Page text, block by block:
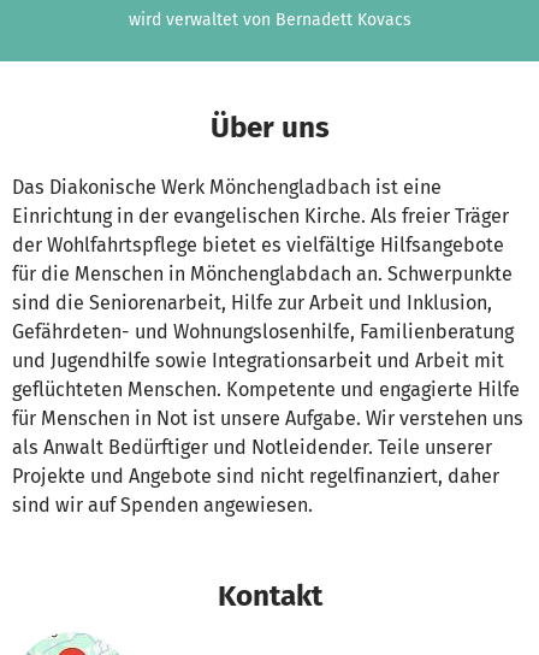
wird verwaltet von Bernadett Kovacs
Über uns
Das Diakonische Werk Mönchengladbach ist eine
Einrichtung in der evangelischen Kirche. Als freier Träger
der Wohlfahrtspflege bietet es vielfältige Hilfsangebote
für die Menschen in Mönchenglabdach an. Schwerpunkte
sind die Seniorenarbeit, Hilfe zur Arbeit und Inklusion,
Gefährdeten- und Wohnungslosenhilfe, Familienberatung
und Jugendhilfe sowie Integrationsarbeit und Arbeit mit
geflüchteten Menschen. Kompetente und engagierte Hilfe
für Menschen in Not ist unsere Aufgabe. Wir verstehen uns
als Anwalt Bedürftiger und Notleidender. Teile unserer
Projekte und Angebote sind nicht regelfinanziert, daher
sind wir auf Spenden angewiesen.
Kontakt